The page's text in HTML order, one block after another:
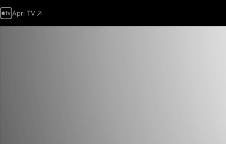
Apri TV